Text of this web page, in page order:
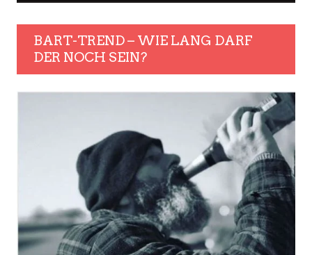
BART-TREND – WIE LANG DARF
DER NOCH SEIN?